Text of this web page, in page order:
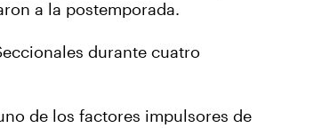
a la postemporada.
durante cuatro
de los factores impulsores de